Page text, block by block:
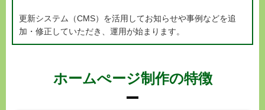
更新システム（CMS）を活用してお知らせや事例などを追
加・修正していただき、運用が始まります。
ホームぺージ制作の特徴